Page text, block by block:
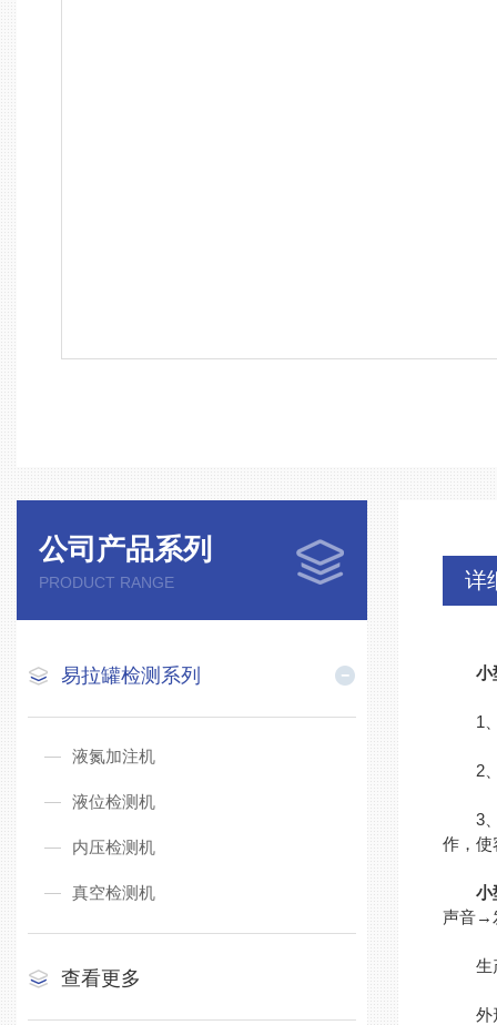
公司产品系列
PRODUCT RANGE
易拉罐检测系列
液氮加注机
液位检测机
内压检测机
真空检测机
查看更多
详
小
1、
2、
3、
作，使
小
声音→
生
外形